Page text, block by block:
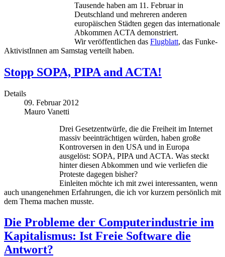
Tausende haben am 11. Februar in
Deutschland und mehreren anderen
europäischen Städten gegen das internationale
Abkommen ACTA demonstriert.
Wir veröffentlichen das Flugblatt, das Funke-
AktivistInnen am Samstag verteilt haben.
Stopp SOPA, PIPA and ACTA!
Details
09. Februar 2012
Mauro Vanetti
Drei Gesetzentwürfe, die die Freiheit im Internet
massiv beeinträchtigen würden, haben große
Kontroversen in den USA und in Europa
ausgelöst: SOPA, PIPA und ACTA. Was steckt
hinter diesen Abkommen und wie verliefen die
Proteste dagegen bisher?
Einleiten möchte ich mit zwei interessanten, wenn
auch unangenehmen Erfahrungen, die ich vor kurzem persönlich mit
dem Thema machen musste.
Die Probleme der Computerindustrie im
Kapitalismus: Ist Freie Software die
Antwort?